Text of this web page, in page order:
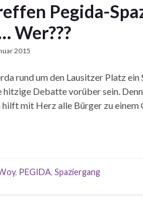
Pegida-
Wer???
2015
rund um den Lausitzer Platz
Debatte vorüber sein.
mit Herz alle Bürger zu
, PEGIDA, Spaziergang